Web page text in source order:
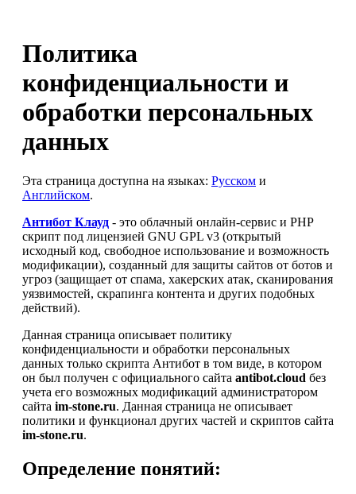
Политика
конфиденциальности и
обработки персональных
данных
Эта страница доступна на языках: Русском и
Английском.
Антибот Клауд - это облачный онлайн-сервис и PHP
скрипт под лицензией GNU GPL v3 (открытый
исходный код, свободное использование и возможность
модификации), созданный для защиты сайтов от ботов и
угроз (защищает от спама, хакерских атак, сканирования
уязвимостей, скрапинга контента и других подобных
действий).
Данная страница описывает политику
конфиденциальности и обработки персональных
данных только скрипта Антибот в том виде, в котором
он был получен с официального сайта antibot.cloud без
учета его возможных модификаций администратором
сайта im-stone.ru. Данная страница не описывает
политики и функционал других частей и скриптов сайта
im-stone.ru.
Определение понятий: